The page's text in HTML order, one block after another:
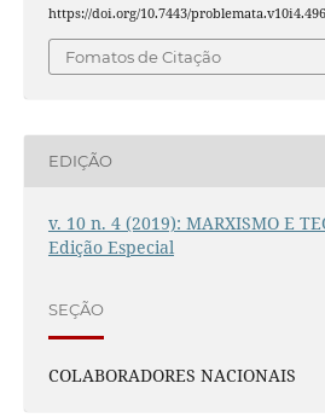
https://doi.org/10.7443/
Fomatos de Citação
EDIÇÃO
v. 10 n. 4 (2019): MARXISMO E
Edição Especial
SEÇÃO
COLABORADORES NACIONAIS